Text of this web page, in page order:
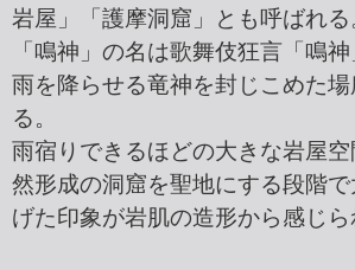
岩屋」「護摩洞窟」とも呼ばれる
「鳴神」の名は歌舞伎狂言「鳴神
雨を降らせる竜神を封じこめた
る。
雨宿りできるほどの大きな岩屋
然形成の洞窟を聖地にする段階
げた印象が岩肌の造形から感じら